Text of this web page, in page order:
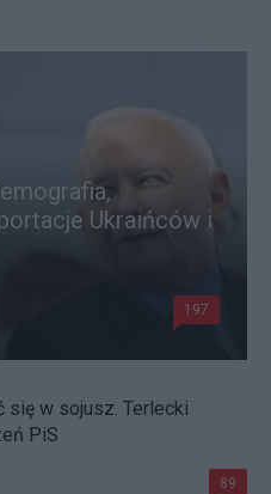
Ukraińców i
197
się w sojusz. Terlecki
PiS
89